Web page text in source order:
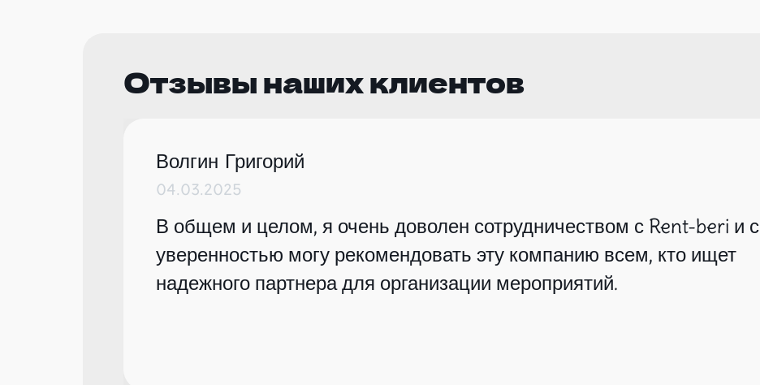
Отзывы наших клиентов
Волгин Григорий
04.03.2025
В общем и целом, я очень доволен сотрудничеством с Rent-beri и с
уверенностью могу рекомендовать эту компанию всем, кто ищет
надежного партнера для организации мероприятий.